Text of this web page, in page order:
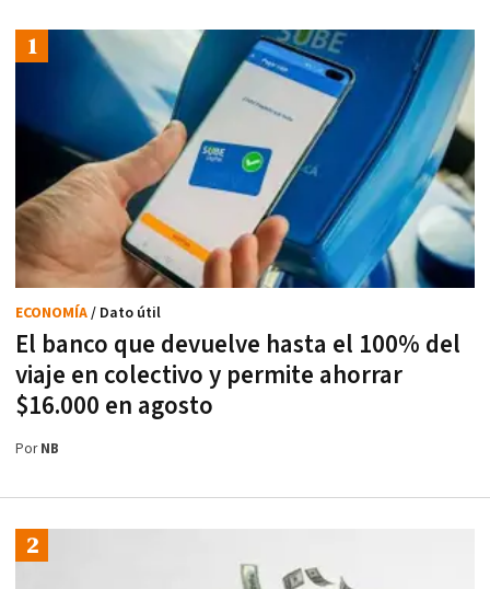
El banco que devuelve hasta el 100% del
viaje en colectivo y permite ahorrar
$16.000 en agosto
ECONOMÍA/ Dato útil
PorNB